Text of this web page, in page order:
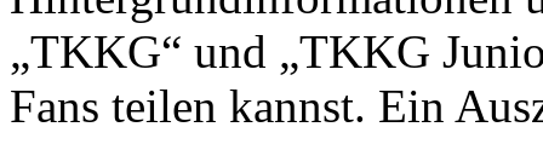
„TKKG“ und „TKKG
Fans teilen kannst. Ein